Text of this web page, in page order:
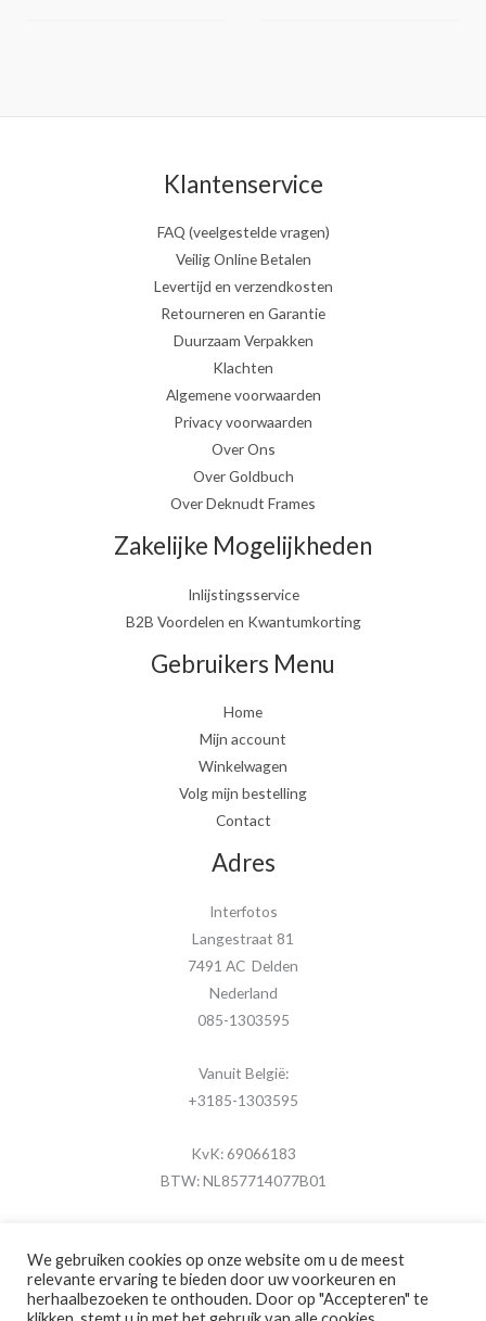
Klantenservice
FAQ (veelgestelde vragen)
Veilig Online Betalen
Levertijd en verzendkosten
Retourneren en Garantie
Duurzaam Verpakken
Klachten
Algemene voorwaarden
Privacy voorwaarden
Over Ons
Over Goldbuch
Over Deknudt Frames
Zakelijke Mogelijkheden
Inlijstingsservice
B2B Voordelen en Kwantumkorting
Gebruikers Menu
Home
Mijn account
Winkelwagen
Volg mijn bestelling
Contact
Adres
Interfotos
Langestraat 81
7491 AC Delden
Nederland
085-1303595
Vanuit België:
+3185-1303595
KvK: 69066183
BTW: NL857714077B01
Copyright © 2026 MijnFotolijstje.nl
We gebruiken cookies op onze website om u de meest
relevante ervaring te bieden door uw voorkeuren en
herhaalbezoeken te onthouden. Door op "Accepteren" te